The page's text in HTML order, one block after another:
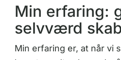
Min erfaring:
selvværd
Min erfaring er, at når vi